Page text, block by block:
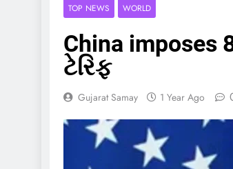
TOP NEWS WORLD
China imposes
ટેરિફ
Gujarat Samay 1 Year Ago